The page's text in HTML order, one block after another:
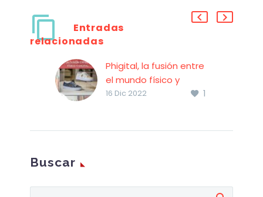
Entradas
relacionadas
Phigital, la fusión entre
el mundo físico y
digital
1
16 Dic 2022
Buscar